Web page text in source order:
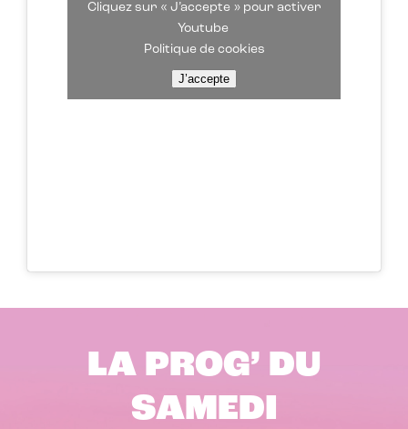
Cliquez sur « J’accepte » pour activer
Youtube
Politique de cookies
J’accepte
LA PROG’ DU
SAMEDI